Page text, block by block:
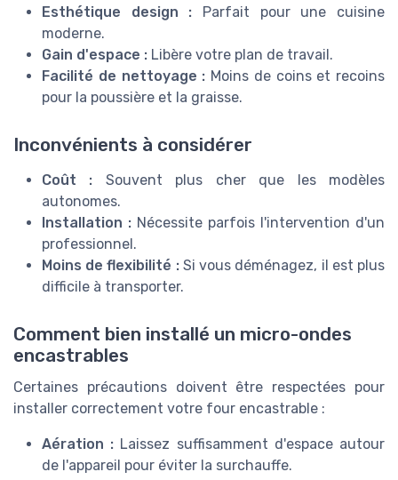
Esthétique design : Parfait pour une cuisine
moderne.
Gain d'espace : Libère votre plan de travail.
Facilité de nettoyage : Moins de coins et recoins
pour la poussière et la graisse.
Inconvénients à considérer
Coût : Souvent plus cher que les modèles
autonomes.
Installation : Nécessite parfois l'intervention d'un
professionnel.
Moins de flexibilité :Si vous déménagez, il est plus
difficile à transporter.
Comment bien installé un micro-ondes
encastrables
Certaines précautions doivent être respectées pour
installer correctement votre four encastrable :
Aération : Laissez suffisamment d'espace autour
de l'appareil pour éviter la surchauffe.